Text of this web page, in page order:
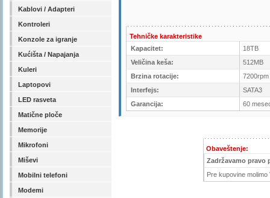
Kablovi / Adapteri
Kontroleri
Konzole za igranje
Kućišta / Napajanja
Kuleri
Laptopovi
LED rasveta
Matične ploče
Memorije
Mikrofoni
Miševi
Mobilni telefoni
Modemi
Tehničke karakteristike
Kapacitet:
18TB
Veličina keša:
512MB
Brzina rotacije:
7200rpm
Interfejs:
SATA3
Garancija:
60
Obaveštenje:
Zadržavamo pravo
Pre kupovine